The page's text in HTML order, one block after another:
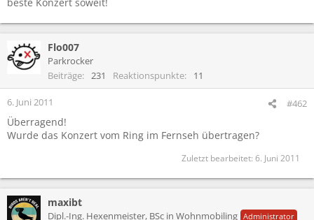
Flo007
Parkrocker
Beiträge
231 Reaktionspunkte 11
6. Juni 2011 #462
Überragend!
Wurde das Konzert vom Ring im Fernseh übertragen?
Zuletzt bearbeitet: 6. Juni 2011
maxibt
Dipl.-Ing. Hexenmeister, BSc in Wohnmobiling Administrator